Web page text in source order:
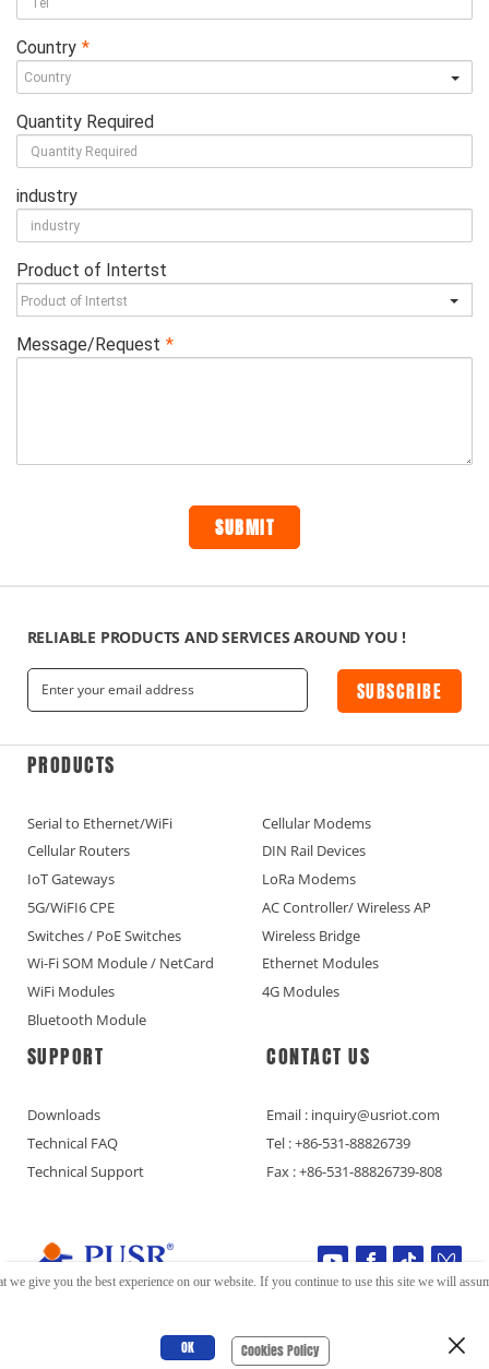
RELIABLE PRODUCTS AND SERVICES AROUND YOU !
SUBSCRIBE
PRODUCTS
Serial to Ethernet/WiFi
Cellular Modems
Cellular Routers
DIN Rail Devices
IoT Gateways
LoRa Modems
5G/WiFI6 CPE
AC Controller/ Wireless AP
Switches / PoE Switches
Wireless Bridge
Wi-Fi SOM Module / NetCard
Ethernet Modules
WiFi Modules
4G Modules
Bluetooth Module
SUPPORT
Downloads
Technical FAQ
Technical Support
CONTACT US
Email : inquiry@usriot.com
Tel : +86-531-88826739
Fax : +86-531-88826739-808
Copyright © Jinan USR IOT Technology Limited All Rights Reserved.
鲁ICP备16015649号-5Privacy Policy
we give you the best experience on our website. If you continue to use this site we will
OK Cookies Policy